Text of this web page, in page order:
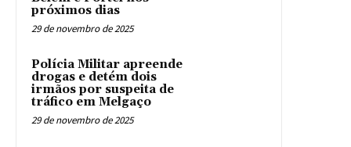
próximos dias
29 de novembro de 2025
Polícia Militar apreende
drogas e detém dois
irmãos por suspeita de
tráfico em Melgaço
29 de novembro de 2025